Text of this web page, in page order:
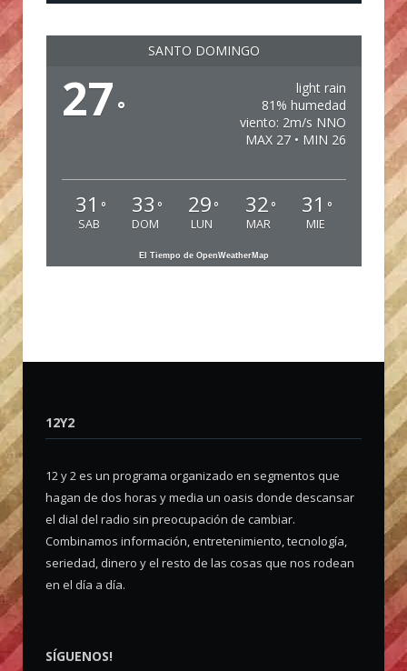
SANTO DOMINGO
27 °
light rain
81% humedad
viento: 2m/s NNO
MAX 27 • MIN 26
31 °
SAB
33 °
DOM
29 °
LUN
32 °
MAR
31 °
MIE
El Tiempo de OpenWeatherMap
12Y2
12 y 2 es un programa organizado en segmentos que
hagan de dos horas y media un oasis donde descansar
el dial del radio sin preocupación de cambiar.
Combinamos información, entretenimiento, tecnología,
seriedad, dinero y el resto de las cosas que nos rodean
en el día a día.
SÍGUENOS!